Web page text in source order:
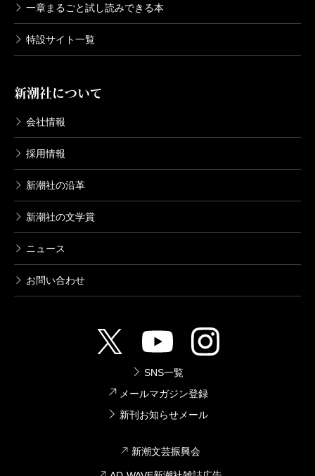
一章まるごと試し読みできる本
特設サイト一覧
新潮社について
会社情報
採用情報
新潮社の沿革
新潮社の文学賞
ニュース
お問い合わせ
SNS一覧
メールマガジン登録
新刊お知らせメール
新潮文芸振興会